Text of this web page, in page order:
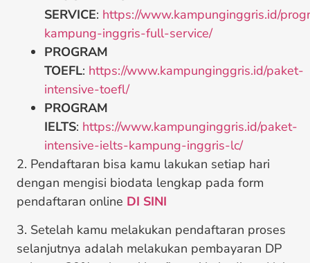
SERVICE: https://www.kampunginggris.id/
kampung-inggris-full-service/
PROGRAM
TOEFL: https://www.kampunginggris.id/paket-
intensive-toefl/
PROGRAM
IELTS: https://www.kampunginggris.id/paket-
intensive-ielts-kampung-inggris-lc/
2. Pendaftaran bisa kamu lakukan setiap hari
dengan mengisi biodata lengkap pada form
pendaftaran online DI SINI
3. Setelah kamu melakukan pendaftaran proses
selanjutnya adalah melakukan pembayaran DP